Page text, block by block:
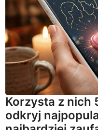
Korzysta z nich
odkryj